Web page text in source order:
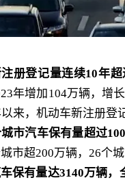
册登记量连续10年
年增加104万辆，增
来，机动车新注册登
市汽车保有量超过100
市超200万辆，26个
保有量达3140万辆，